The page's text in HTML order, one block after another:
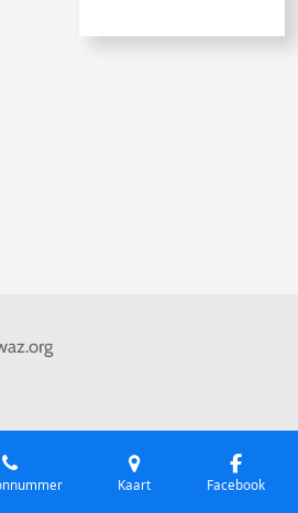
Kaart Facebook